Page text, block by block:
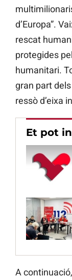
d’Europa”.
rescat
protegides
humanitari.
gran part
ressò d’eixa
Et pot
A